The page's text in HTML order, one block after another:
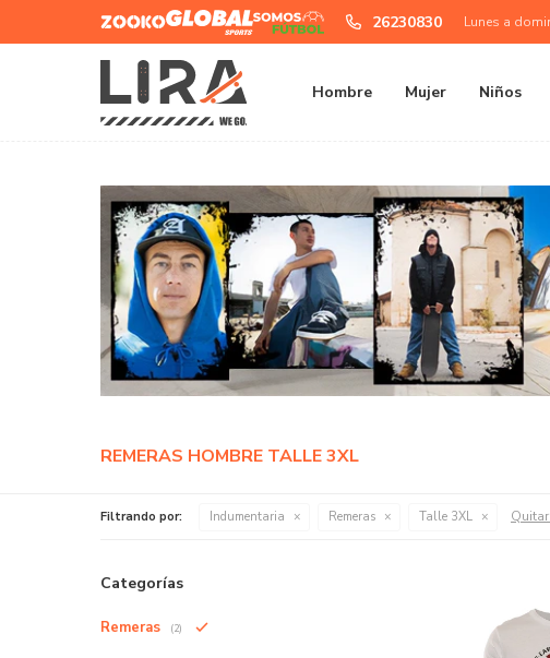
Hombre Mujer Niños
Futbol
26230830 Lunes a
REMERAS HOMBRE TALLE 3XL
Filtrando por: Indumentaria Remeras Talle 3XL
Categorías
Remeras (2)